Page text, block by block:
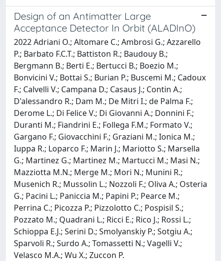
Design of an Antimatter Large
Acceptance Detector In Orbit (ALADInO)
2022 Adriani O.; Altomare C.; Ambrosi G.; Azzarello
P.; Barbato F.C.T.; Battiston R.; Baudouy B.;
Bergmann B.; Berti E.; Bertucci B.; Boezio M.;
Bonvicini V.; Bottai S.; Burian P.; Buscemi M.; Cadoux
F.; Calvelli V.; Campana D.; Casaus J.; Contin A.;
D'alessandro R.; Dam M.; De Mitri I.; de Palma F.;
Derome L.; Di Felice V.; Di Giovanni A.; Donnini F.;
Duranti M.; Fiandrini E.; Follega F.M.; Formato V.;
Gargano F.; Giovacchini F.; Graziani M.; Ionica M.;
Iuppa R.; Loparco F.; Marin J.; Mariotto S.; Marsella
G.; Martinez G.; Martinez M.; Martucci M.; Masi N.;
Mazziotta M.N.; Merge M.; Mori N.; Munini R.;
Musenich R.; Mussolin L.; Nozzoli F.; Oliva A.; Osteria
G.; Pacini L.; Paniccia M.; Papini P.; Pearce M.;
Perrina C.; Picozza P.; Pizzolotto C.; Pospisil S.;
Pozzato M.; Quadrani L.; Ricci E.; Rico J.; Rossi L.;
Schioppa E.J.; Serini D.; Smolyanskiy P.; Sotgiu A.;
Sparvoli R.; Surdo A.; Tomassetti N.; Vagelli V.;
Velasco M.A.; Wu X.; Zuccon P.